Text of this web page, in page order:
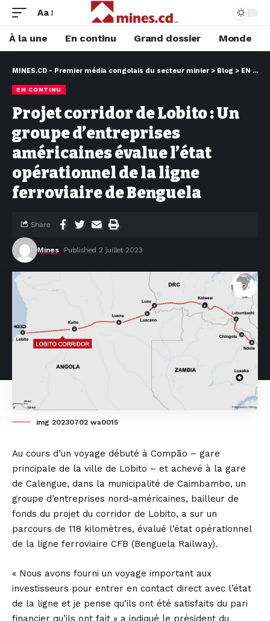
Aa
À la une En continu Grand dossier Monde
MINES.CD - Premier média congolais du secteur minier > Blog > EN CONTINU
EN CONTINU
Projet corridor de Lobito : Un
groupe d’entreprises
américaines évalue l’état
opérationnel de la ligne
ferroviaire de Benguela
Mines Published 2 juillet 2023
Share
img 20230702 wa0015
Au cours d’un voyage débuté à Compão – gare
principale de la ville de Lobito – et achevé à la gare
de Calengue, dans la municipalité de Caimbambo, un
groupe d’entreprises nord-américaines, bailleur de
fonds du projet du corridor de Lobito, a sur un
parcours de 118 kilomètres, évalué l’état opérationnel
de la ligne ferroviaire CFB (Benguela Railway).
« Nous avons fourni un voyage important aux
investisseurs pour entrer en contact direct avec l’état
de la ligne et je pense qu’ils ont été satisfaits du pari
financier qu’ils ont fait » a indiqué le président du